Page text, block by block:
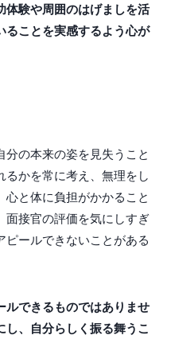
体験や周囲のはげましを活
ることを実感するよう心が
の本来の姿を見失うこと
るかを常に考え、無理をし
と体に負担がかかること
面接官の評価を気にしすぎ
ールできないことがある
ルできるものではありませ
し、自分らしく振る舞うこ